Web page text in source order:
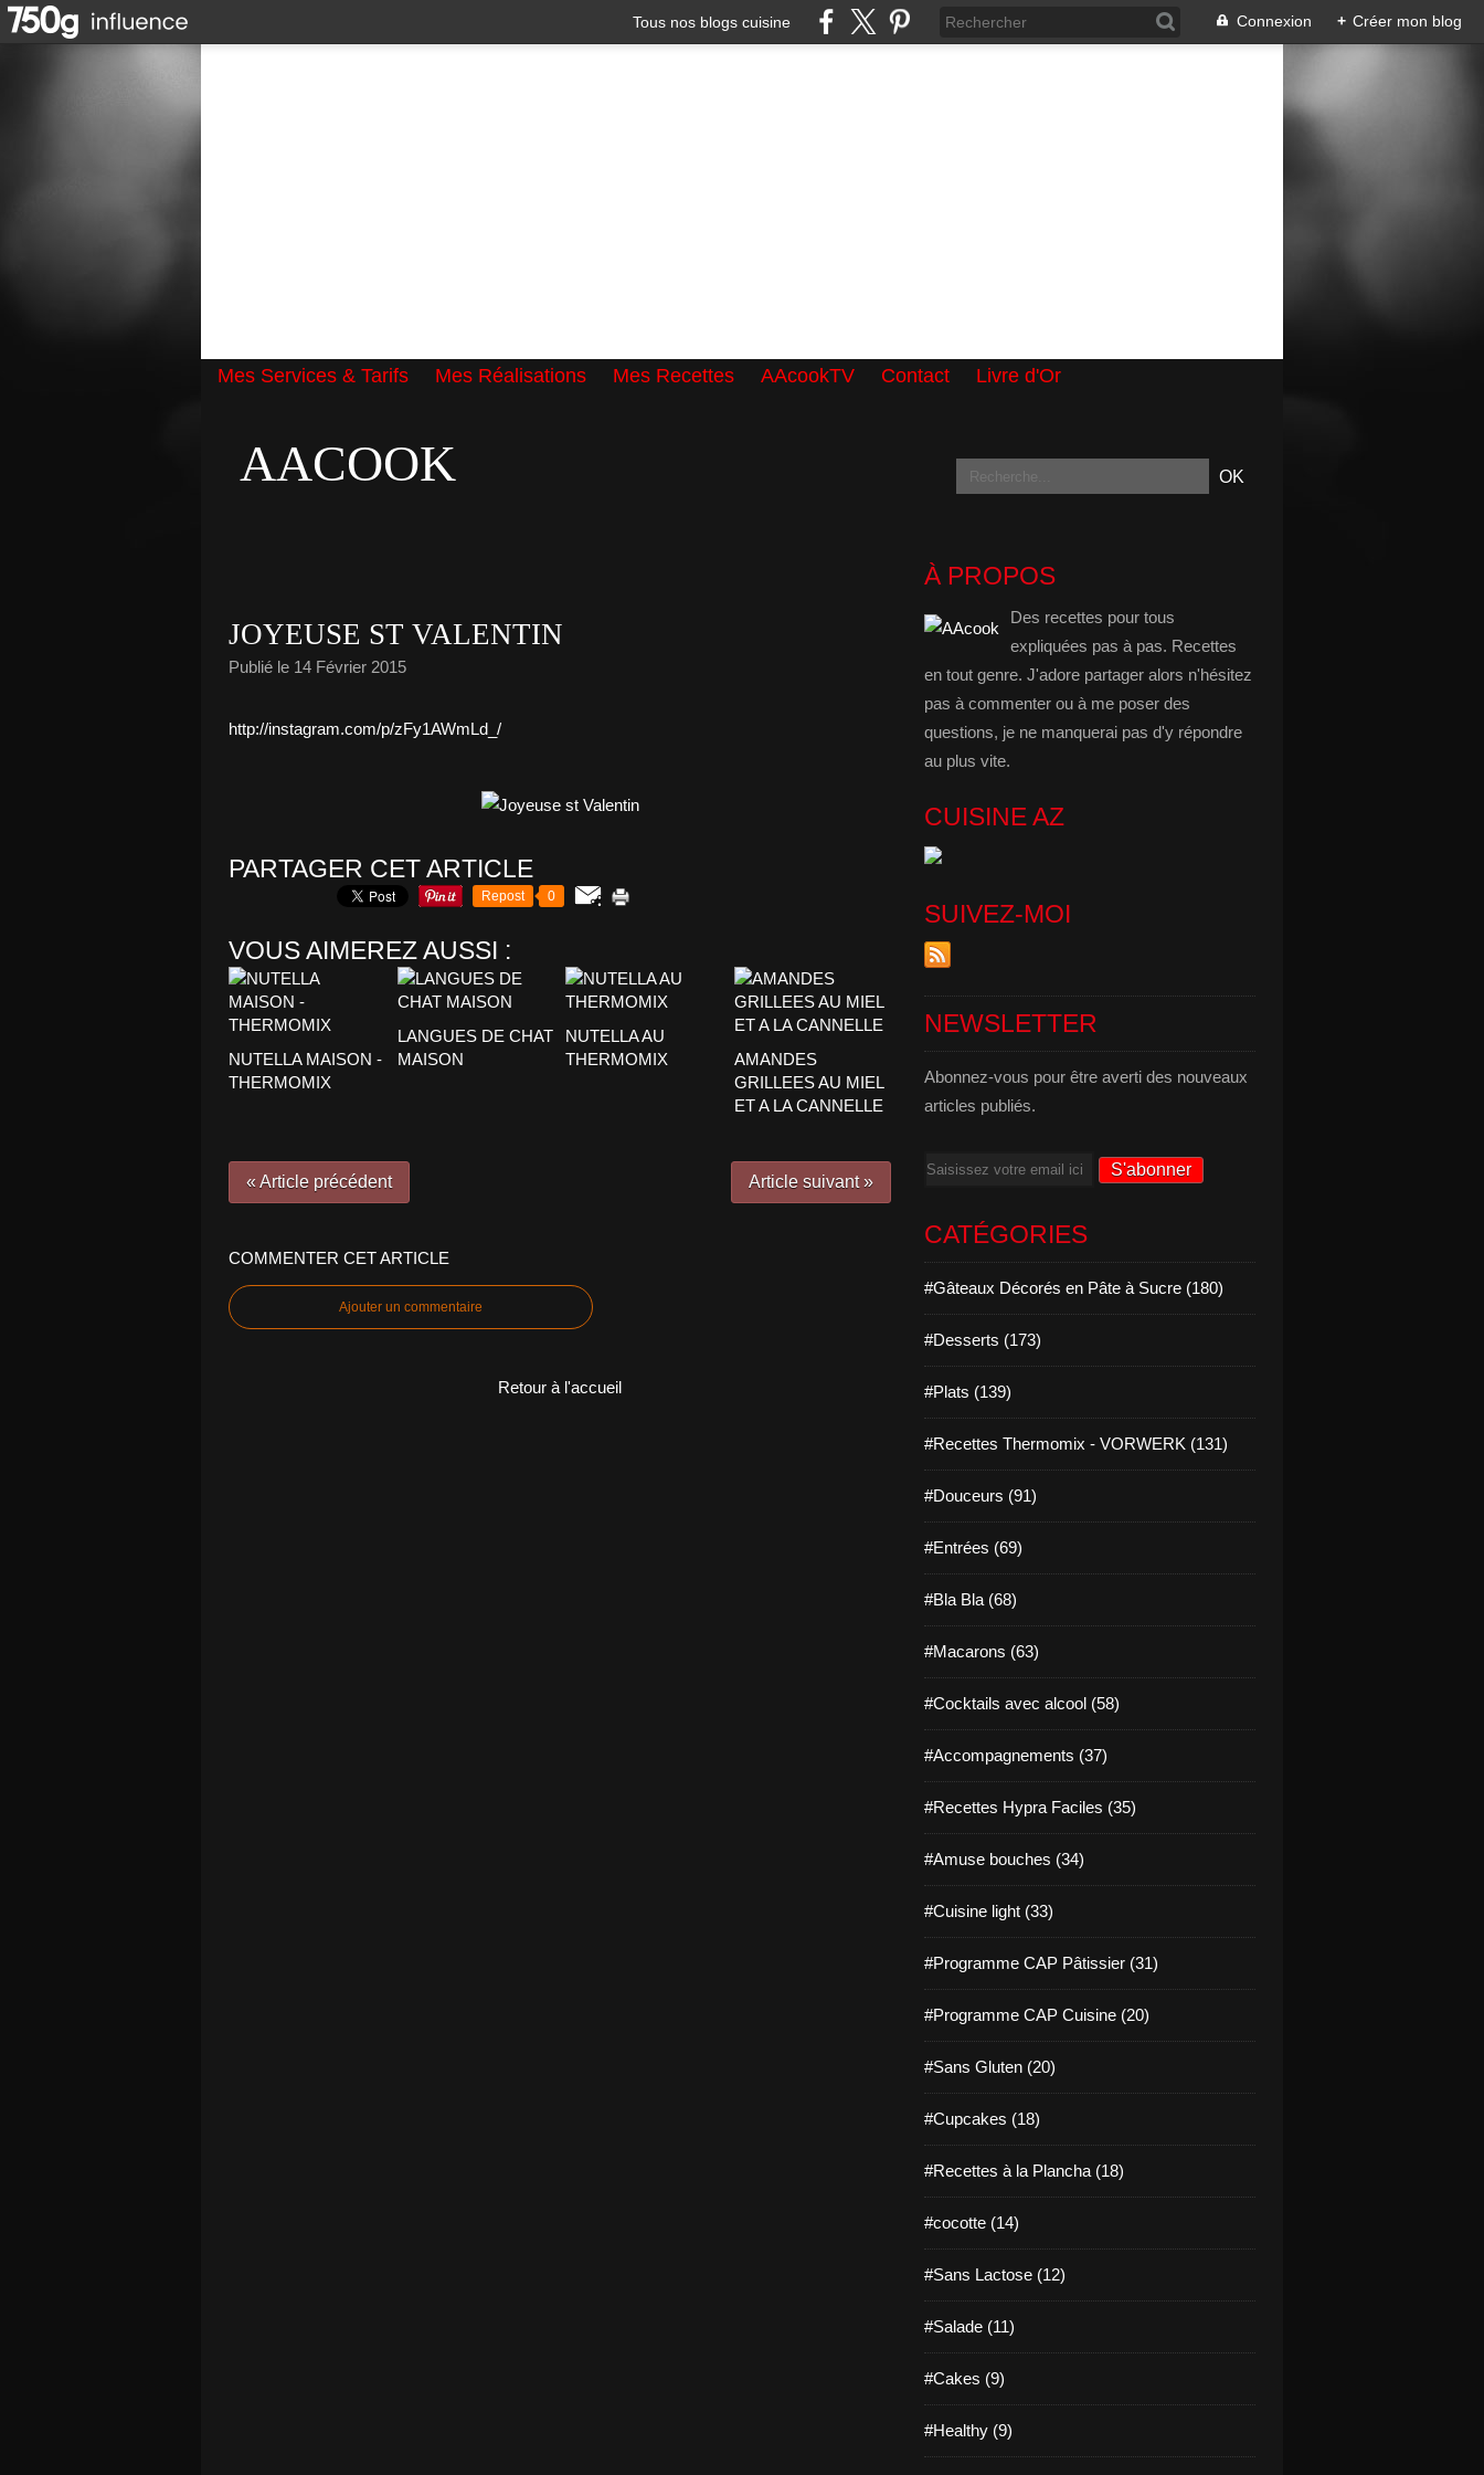
Tous nos blogs cuisine Connexion + Créer mon blog
Mes Services & Tarifs Mes Réalisations Mes Recettes AAcookTV Contact
Livre d'Or
AACOOK
JOYEUSE ST VALENTIN
Publié le 14 Février 2015
http://instagram.com/p/zFy1AWmLd_/
PARTAGER CET ARTICLE
Repost 0
VOUS AIMEREZ AUSSI :
NUTELLA MAISON -
THERMOMIX
LANGUES DE CHAT
MAISON
NUTELLA AU
THERMOMIX
AMANDES
GRILLEES AU MIEL
ET A LA CANNELLE
« Article précédent Article suivant »
COMMENTER CET ARTICLE
Ajouter un commentaire
Retour à l'accueil
À PROPOS
Des recettes pour tous
expliquées pas à pas. Recettes
en tout genre. J'adore partager alors n'hésitez
pas à commenter ou à me poser des
questions, je ne manquerai pas d'y répondre
au plus vite.
CUISINE AZ
SUIVEZ-MOI
NEWSLETTER
Abonnez-vous pour être averti des nouveaux
articles publiés.
Email
CATÉGORIES
#Gâteaux Décorés en Pâte à Sucre (180)
#Desserts (173)
#Plats (139)
#Recettes Thermomix - VORWERK (131)
#Douceurs (91)
#Entrées (69)
#Bla Bla (68)
#Macarons (63)
#Cocktails avec alcool (58)
#Accompagnements (37)
#Recettes Hypra Faciles (35)
#Amuse bouches (34)
#Cuisine light (33)
#Programme CAP Pâtissier (31)
#Programme CAP Cuisine (20)
#Sans Gluten (20)
#Cupcakes (18)
#Recettes à la Plancha (18)
#cocotte (14)
#Sans Lactose (12)
#Salade (11)
#Cakes (9)
#Healthy (9)